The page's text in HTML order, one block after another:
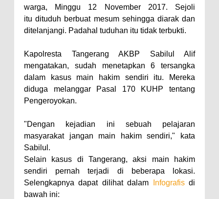
warga, Minggu 12 November 2017. Sejoli
itu dituduh berbuat mesum sehingga diarak dan
ditelanjangi. Padahal tuduhan itu tidak terbukti.
Kapolresta Tangerang AKBP Sabilul Alif
mengatakan, sudah menetapkan 6 tersangka
dalam kasus main hakim sendiri itu. Mereka
diduga melanggar Pasal 170 KUHP tentang
Pengeroyokan.
"Dengan kejadian ini sebuah pelajaran
masyarakat jangan main hakim sendiri," kata
Sabilul.
Selain kasus di Tangerang, aksi main hakim
sendiri pernah terjadi di beberapa lokasi.
Selengkapnya dapat dilihat dalam
Infografisdi
bawah ini: